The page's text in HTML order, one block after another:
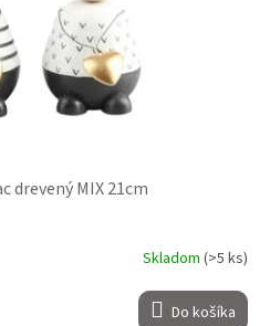
drevený MIX 21cm
Skladom (>5 ks)
Do košíka